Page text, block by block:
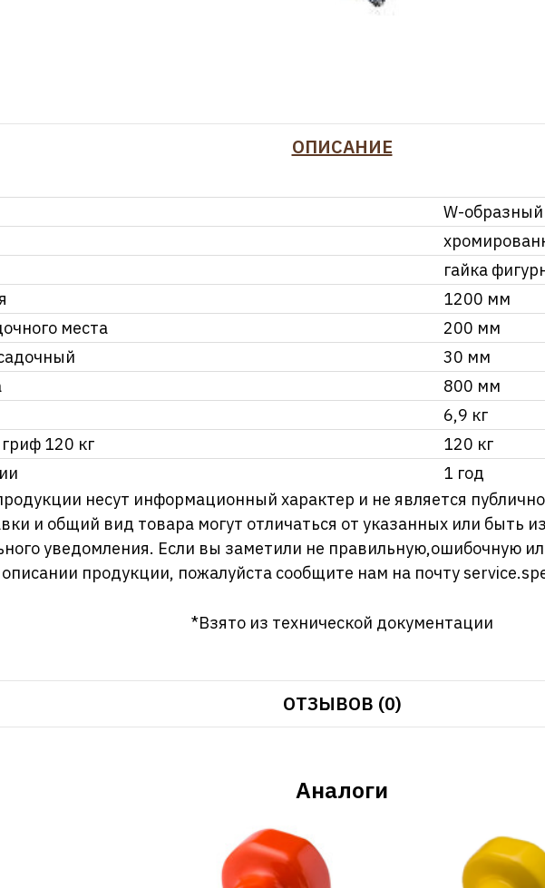
ОПИСАНИЕ
W-образный
гайка
1200 мм
места
200 мм
30 мм
800 мм
6,9 кг
120 кг
120 кг
1 год
несут информационный характер и не является
и общий вид товара могут отличаться от указанных или быть
уведомления. Если вы заметили не правильную,ошибочную
описании продукции, пожалуйста сообщите нам на почту
*Взято из технической документации
ОТЗЫВОВ (0)
Аналоги